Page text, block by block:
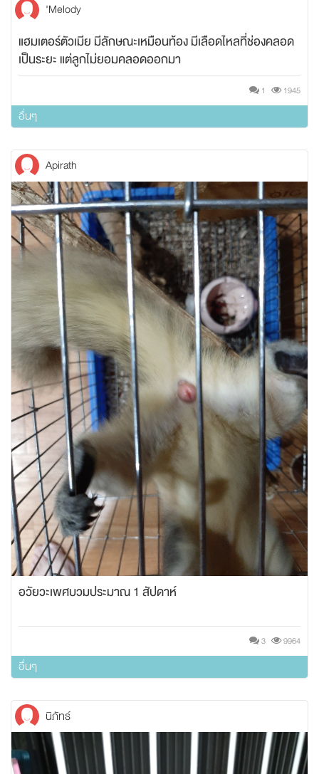
'Melody
แฮมเตอร์ตัวเมีย มีลักษณะเหมือนท้อง มีเลือดไหลที่ช่องคลอด
เป็นระยะ แต่ลูกไม่ยอมคลอดออกมา
1 1945
อื่นๆ
Apirath
อวัยวะเพศบวมประมาณ 1 สัปดาห์
3 9964
อื่นๆ
นิภัทธ์